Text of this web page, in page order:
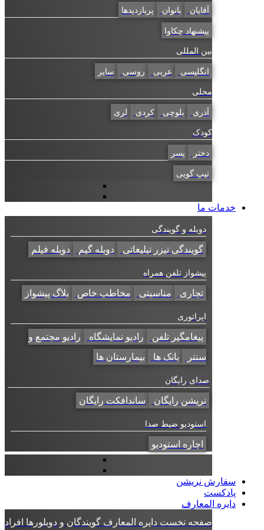
بانوان پربازدیدها
پیشنهاد چکاوا
بین المللی
انگلیسی عربی روسی سایر
محلی
بلوچی کردی لری
کودک
پسر
تیپ گویی
خدمات ما
دوبله و گویندگی
گویندگی تیزر تبلیغاتی دوبله گیم دوبله فیلم
پیشواز تلفن همراه
تجاری مناسبتی مخاطب خاص بلاگ پیشواز
اپراتوری
پیغامگیر تلفن رادیو نمایشگاه رادیو مجتمع و
سنتر بانک ها بیمارستان ها
صدای رایگان
نریشن رایگان ساندافکت رایگان
استودیو ضبط صدا
اجاره استودیو
سفارش نریشن
پادکست
دایره المعارف
صفحه نخست دایره المعارفگویندگان و دوبلورهاافراد